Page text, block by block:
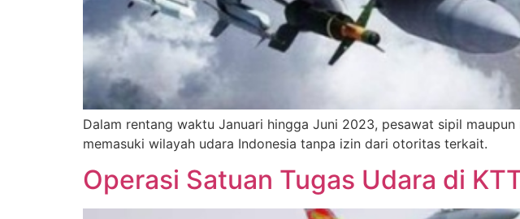
Dalam rentang waktu Januari hingga Juni 2023, pesawat sipil
memasuki wilayah udara Indonesia tanpa izin dari otoritas terkait.
Operasi Satuan Tugas Udara di